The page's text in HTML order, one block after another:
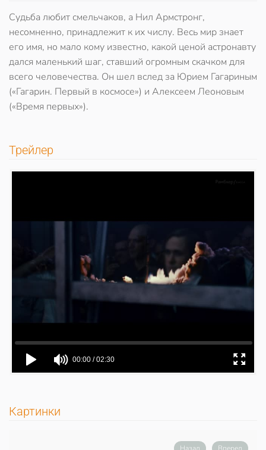
Судьба любит смельчаков, а Нил Армстронг,
несомненно, принадлежит к их числу. Весь мир знает
его имя, но мало кому известно, какой ценой астронавту
дался маленький шаг, ставший огромным скачком для
всего человечества. Он шел вслед за Юрием Гагариным
(«Гагарин. Первый в космосе») и Алексеем Леоновым
(«Время первых»).
Трейлер
Картинки